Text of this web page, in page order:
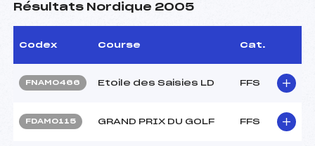
Résultats Nordique 2005
Codex Course Cat.
FNAM0466 Etoile des Saisies LD FFS
FDAM0115 GRAND PRIX DU GOLF FFS